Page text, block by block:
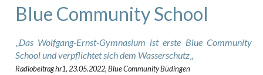
Blue Community School
„Das Wolfgang-Ernst-Gymnasium ist erste Blue Community
School und verpflichtet sich dem Wasserschutz„
Radiobeitrag hr1, 23.05.2022, Blue Community Büdingen